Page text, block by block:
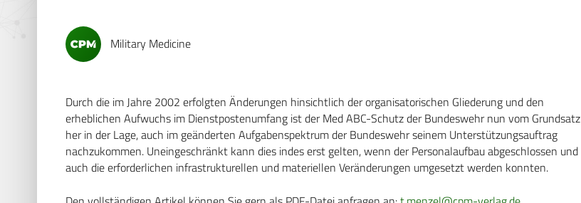
Military Medicine
Durch die im Jahre 2002 erfolgten Änderungen hinsichtlich der organisatorischen Gliederung und den
erheblichen Aufwuchs im Dienstpostenumfang ist der Med ABC-Schutz der Bundeswehr nun vom Grundsatz
her in der Lage, auch im geänderten Aufgabenspektrum der Bundeswehr seinem Unterstützungsauftrag
nachzukommen. Uneingeschränkt kann dies indes erst gelten, wenn der Personalaufbau abgeschlossen und
auch die erforderlichen infrastrukturellen und materiellen Veränderungen umgesetzt werden konnten.